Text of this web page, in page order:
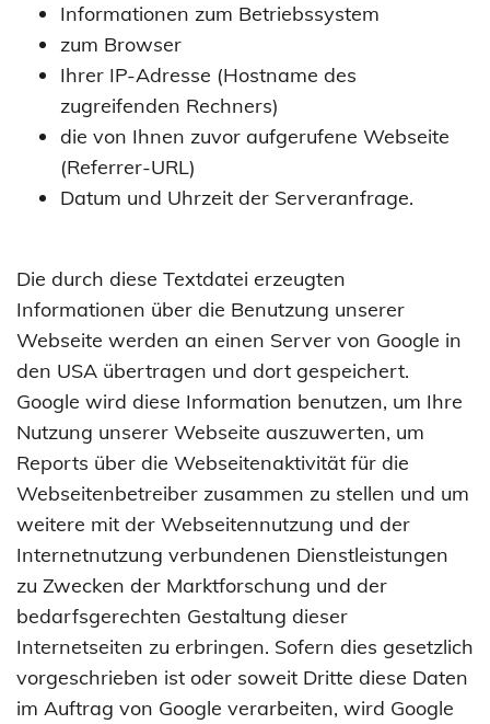
Informationen zum Betriebssystem
zum Browser
Ihrer IP-Adresse (Hostname des
zugreifenden Rechners)
die von Ihnen zuvor aufgerufene Webseite
(Referrer-URL)
Datum und Uhrzeit der Serveranfrage.
Die durch diese Textdatei erzeugten
Informationen über die Benutzung unserer
Webseite werden an einen Server von Google in
den USA übertragen und dort gespeichert.
Google wird diese Information benutzen, um Ihre
Nutzung unserer Webseite auszuwerten, um
Reports über die Webseitenaktivität für die
Webseitenbetreiber zusammen zu stellen und um
weitere mit der Webseitennutzung und der
Internetnutzung verbundenen Dienstleistungen
zu Zwecken der Marktforschung und der
bedarfsgerechten Gestaltung dieser
Internetseiten zu erbringen. Sofern dies gesetzlich
vorgeschrieben ist oder soweit Dritte diese Daten
im Auftrag von Google verarbeiten, wird Google